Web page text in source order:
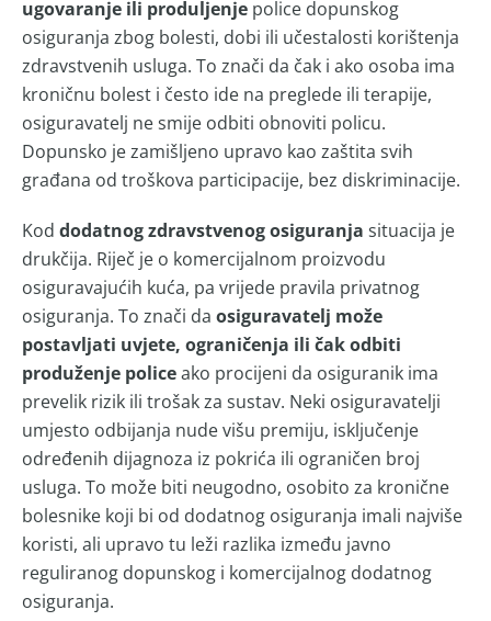
ugovaranje ili produljenje police dopunskog
osiguranja zbog bolesti, dobi ili učestalosti korištenja
zdravstvenih usluga. To znači da čak i ako osoba ima
kroničnu bolest i često ide na preglede ili terapije,
osiguravatelj ne smije odbiti obnoviti policu.
Dopunsko je zamišljeno upravo kao zaštita svih
građana od troškova participacije, bez diskriminacije.
Kod dodatnog zdravstvenog osiguranja situacija je
drukčija. Riječ je o komercijalnom proizvodu
osiguravajućih kuća, pa vrijede pravila privatnog
osiguranja. To znači da osiguravatelj može
postavljati uvjete, ograničenja ili čak odbiti
produženje policeako procijeni da osiguranik ima
prevelik rizik ili trošak za sustav. Neki osiguravatelji
umjesto odbijanja nude višu premiju, isključenje
određenih dijagnoza iz pokrića ili ograničen broj
usluga. To može biti neugodno, osobito za kronične
bolesnike koji bi od dodatnog osiguranja imali najviše
koristi, ali upravo tu leži razlika između javno
reguliranog dopunskog i komercijalnog dodatnog
osiguranja.